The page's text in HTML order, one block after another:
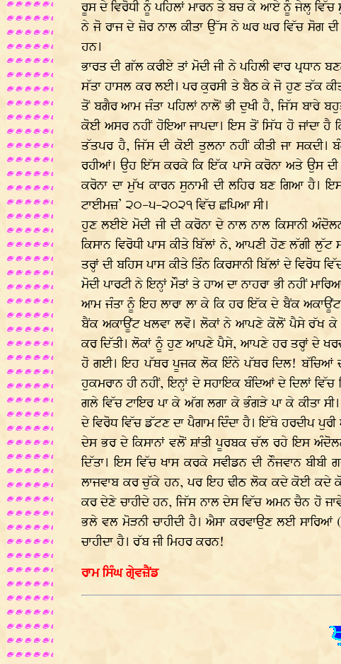
ਰੂਸ ਦੇ ਵਿਰੋਧੀ ਨੂੰ ਪਹਿਲਾਂ ਮਾਰਨ ਤੇ ਬਚ ਕੇ ਆਏ ਨੂੰ ਜੇਲ੍ਹ
ਨੇ ਜੋ ਰਾਜ ਦੇ ਜ਼ੋਰ ਨਾਲ ਕੀਤਾ ਉੱਸ ਨੇ ਘਰ ਘਰ ਵਿੱਚ ਸੋਗ ਦੀ
ਹਨ।
ਭਾਰਤ ਦੀ ਗੱਲ ਕਰੀਏ ਤਾਂ ਮੋਦੀ ਜੀ ਨੇ ਪਹਿਲੀ ਵਾਰ
ਸੱਤਾ ਹਾਸਲ ਕਰ ਲਈ। ਪਰ ਕੁਰਸੀ ਤੇ ਬੈਠ ਕੇ ਜੋ ਹੁਣ ਤੱਕ
ਤੋਂ ਬਗੈਰ ਆਮ ਜੰਤਾ ਪਹਿਲਾਂ ਨਾਲੋਂ ਭੀ ਦੁਖੀ ਹੈ, ਜਿੱਸ ਬਾਰੇ
ਕੋਈ ਅਸਰ ਨਹੀਂ ਹੋਇਆ ਜਾਪਦਾ। ਇਸ ਤੋਂ ਸਿੱਧ ਹੋ ਜਾਂਦਾ ਹੈ
ਤੱਤਪਰ ਹੈ, ਜਿੱਸ ਦੀ ਕੋਈ ਤੁਲਨਾ ਨਹੀਂ ਕੀਤੀ ਜਾ
ਰਹੀਆਂ। ਉਹ ਇੱਸ ਕਰਕੇ ਕਿ ਇੱਕ ਪਾਸੇ ਕਰੋਨਾ ਅਤੇ ਉਸ
ਕਰੋਨਾ ਦਾ ਮੁੱਖ ਕਾਰਨ ਸੁਨਾਮੀ ਦੀ ਲਹਿਰ ਬਣ ਗਿਆ ਹੈ।
ਟਾਈਮਜ਼’ ੨੦-੫-੨੦੨੧ ਵਿੱਚ ਛਪਿਆ ਸੀ।
ਹੁਣ ਲਈਏ ਮੋਦੀ ਜੀ ਦੀ ਕਰੋਨਾ ਦੇ ਨਾਲ ਨਾਲ ਕਿਸਾਨੀ
ਕਿਸਾਨ ਵਿਰੋਧੀ ਪਾਸ ਕੀਤੇ ਬਿੱਲਾਂ ਨੇ, ਆਪਣੀ ਹੋਣ ਲੱਗੀ ਲੁੱਟ
ਤਰ੍ਹਾਂ ਦੀ ਬਹਿਸ ਪਾਸ ਕੀਤੇ ਤਿੰਨ ਕਿਰਸਾਨੀ ਬਿੱਲਾਂ ਦੇ
ਮੋਦੀ ਪਾਰਟੀ ਨੇ ਇਨ੍ਹਾਂ ਮੌਤਾਂ ਤੇ ਹਾਅ ਦਾ ਨਾਹਰਾ ਭੀ ਨਹੀਂ
ਆਮ ਜੰਤਾ ਨੂੰ ਇਹ ਲਾਰਾ ਲਾ ਕੇ ਕਿ ਹਰ ਇੱਕ ਦੇ ਬੈਂਕ
ਬੈਂਕ ਅਕਾਊਂਟ ਖਲਵਾ ਲਵੋ। ਲੋਕਾਂ ਨੇ ਆਪਣੇ ਕੋਲੋਂ ਪੈਸੇ ਰੱਖ ਕੇ
ਕਰ ਦਿੱਤੀ। ਲੋਕਾਂ ਨੂੰ ਹੁਣ ਆਪਣੇ ਪੈਸੇ, ਆਪਣੇ ਹਰ ਤਰ੍ਹਾਂ ਦੇ
ਹੋ ਗਈ। ਇਹ ਪੱਥਰ ਪੂਜਕ ਲੋਕ ਇੰਨੇ ਪੱਥਰ ਦਿਲ! ਬੱਚਿਆਂ ਦੀ
ਹੁਕਮਰਾਨ ਹੀ ਨਹੀਂ, ਇਨ੍ਹਾਂ ਦੇ ਸਹਾਇਕ ਬੰਦਿਆਂ ਦੇ ਦਿਲਾਂ
ਗਲੇ ਵਿੱਚ ਟਾਇਰ ਪਾ ਕੇ ਅੱਗ ਲਗਾ ਕੇ ਭੰਗੜੇ ਪਾ ਕੇ ਕੀਤਾ
ਦੇ ਵਿਰੋਧ ਵਿੱਚ ਡੱਟਣ ਦਾ ਪੈਗਾਮ ਦਿੰਦਾ ਹੈ। ਇੱਥੇ ਹਰਦੀਪ
ਦੇਸ ਭਰ ਦੇ ਕਿਸਾਨਾਂ ਵਲੋਂ ਸ਼ਾਂਤੀ ਪੂਰਬਕ ਚੱਲ ਰਹੇ ਇਸ
ਦਿੱਤਾ। ਇਸ ਵਿੱਚ ਖਾਸ ਕਰਕੇ ਸਵੀਡਨ ਦੀ ਨੌਜਵਾਨ
ਲਾਜਵਾਬ ਕਰ ਚੁੱਕੇ ਹਨ, ਪਰ ਇਹ ਢੀਠ ਲੋਕ ਕਦੇ ਕੋਈ ਕਦੇ
ਕਰ ਦੇਣੇ ਚਾਹੀਦੇ ਹਨ, ਜਿੱਸ ਨਾਲ ਦੇਸ ਵਿੱਚ ਅਮਨ ਚੈਨ ਹੋ
ਭਲੇ ਵਲ ਮੋੜਨੀ ਚਾਹੀਦੀ ਹੈ। ਐਸਾ ਕਰਵਾਉਣ ਲਈ
ਚਾਹੀਦਾ ਹੈ। ਰੱਬ ਜੀ ਮਿਹਰ ਕਰਨ!
ਰਾਮ ਸਿੰਘ ਗ੍ਰੇਵਜ਼ੈਂਡ